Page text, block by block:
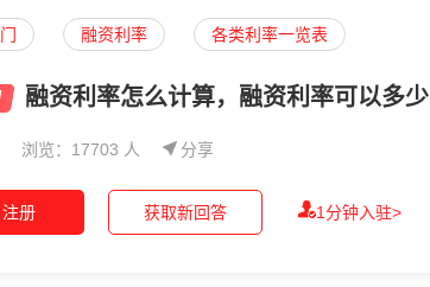
融资利率 各类利率一览表
融资利率怎么计算，融资利率可以多少
浏览：17703 人 分享
注册 1分钟入驻>
获取新回答